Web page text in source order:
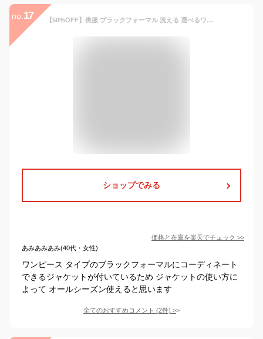
no. 17 【50%OFF】喪服 ブラックフォーマル 洗える 選べるワンピース ゆったり 礼服 レディース 法事 通夜 お葬式 黒 スーツ 20代 30代 40代 50代 60代 サイズ豊富 葬儀 女性 冠婚葬祭 家族葬 オールシーズン フォーマルスーツ 送料無料 3着試着チケット対象 MK-0108
ショップでみる
価格と在庫を楽天でチェック >>
あみあみあみ(40代・女性)
ワンピース タイプのブラックフォーマルにコーディネート
できるジャケットが付いているため ジャケットの使い方に
よって オールシーズン使えると思います
全てのおすすめコメント (2件) >